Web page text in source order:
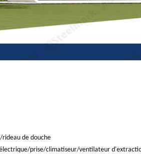
de douche
prise/climatiseur/ventilateur